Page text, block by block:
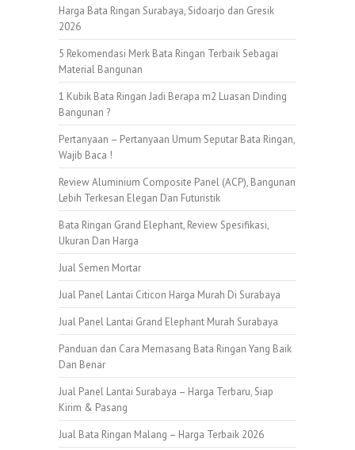
Harga Bata Ringan Surabaya, Sidoarjo dan Gresik
2026
5 Rekomendasi Merk Bata Ringan Terbaik Sebagai
Material Bangunan
1 Kubik Bata Ringan Jadi Berapa m2 Luasan Dinding
Bangunan ?
Pertanyaan – Pertanyaan Umum Seputar Bata Ringan,
Wajib Baca !
Review Aluminium Composite Panel (ACP), Bangunan
Lebih Terkesan Elegan Dan Futuristik
Bata Ringan Grand Elephant, Review Spesifikasi,
Ukuran Dan Harga
Jual Semen Mortar
Jual Panel Lantai Citicon Harga Murah Di Surabaya
Jual Panel Lantai Grand Elephant Murah Surabaya
Panduan dan Cara Memasang Bata Ringan Yang Baik
Dan Benar
Jual Panel Lantai Surabaya – Harga Terbaru, Siap
Kirim & Pasang
Jual Bata Ringan Malang – Harga Terbaik 2026